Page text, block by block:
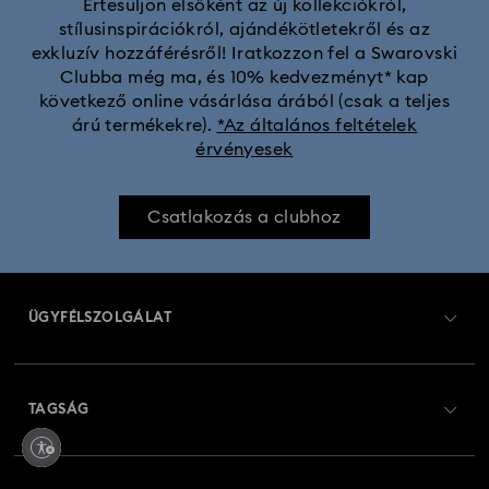
Értesüljön elsőként az új kollekciókról,
stílusinspirációkról, ajándékötletekről és az
exkluzív hozzáférésről! Iratkozzon fel a Swarovski
Clubba még ma, és 10% kedvezményt* kap
következő online vásárlása árából (csak a teljes
árú termékekre). *Az általános feltételek
érvényesek
Csatlakozás a clubhoz
ÜGYFÉLSZOLGÁLAT
Rendelési állapot
TAGSÁG
Regisztráció